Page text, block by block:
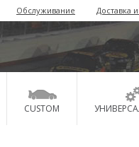
Обслуживание Доставка
CUSTOM